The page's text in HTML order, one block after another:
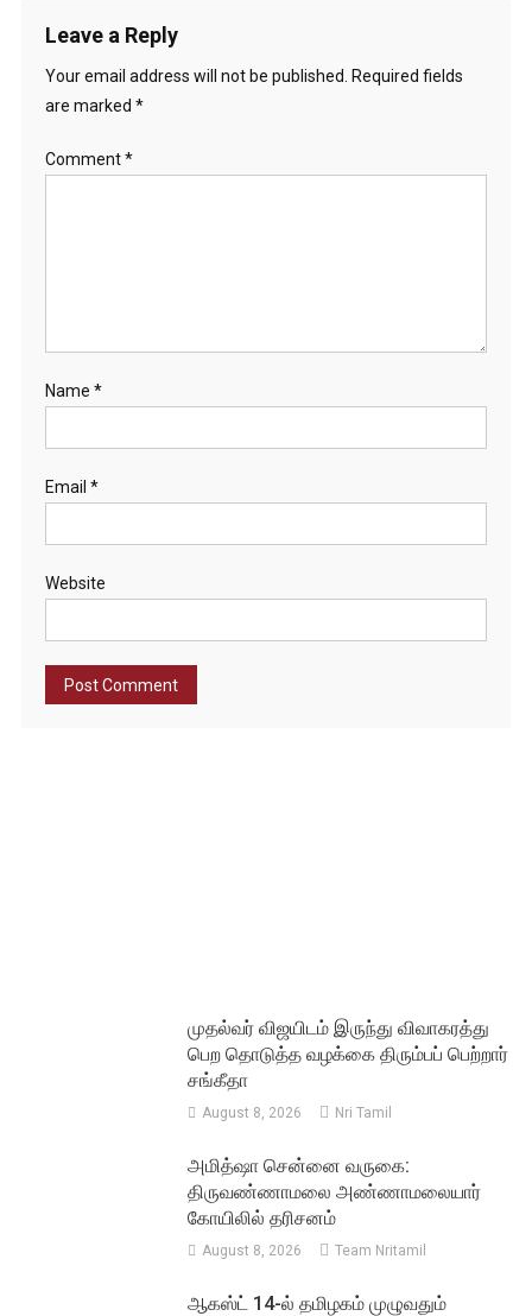
Leave a Reply
Your email address will not be published.
Required fields
are marked *
Comment*
Name *
Email *
Website
முதல்வர் விஜயிடம் இருந்து விவாகரத்து
பெற தொடுத்த வழக்கை திரும்பப் பெற்றார்
சங்கீதா
August 8, 2026 Nri Tamil
அமித்ஷா சென்னை வருகை:
திருவண்ணாமலை அண்ணாமலையார்
கோயிலில் தரிசனம்
August 8, 2026 Team Nritamil
ஆகஸ்ட் 14-ல் தமிழகம் முழுவதும்